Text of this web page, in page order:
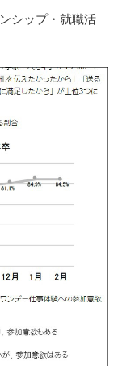
シップ・就職活